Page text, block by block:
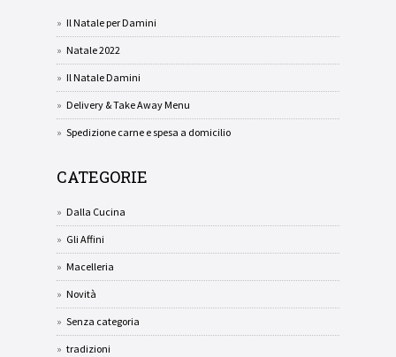
Il Natale per Damini
Natale 2022
Il Natale Damini
Delivery & Take Away Menu
Spedizione carne e spesa a domicilio
CATEGORIE
Dalla Cucina
Gli Affini
Macelleria
Novità
Senza categoria
tradizioni